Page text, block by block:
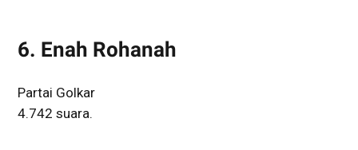
6. Enah Rohanah
Partai Golkar
4.742 suara.